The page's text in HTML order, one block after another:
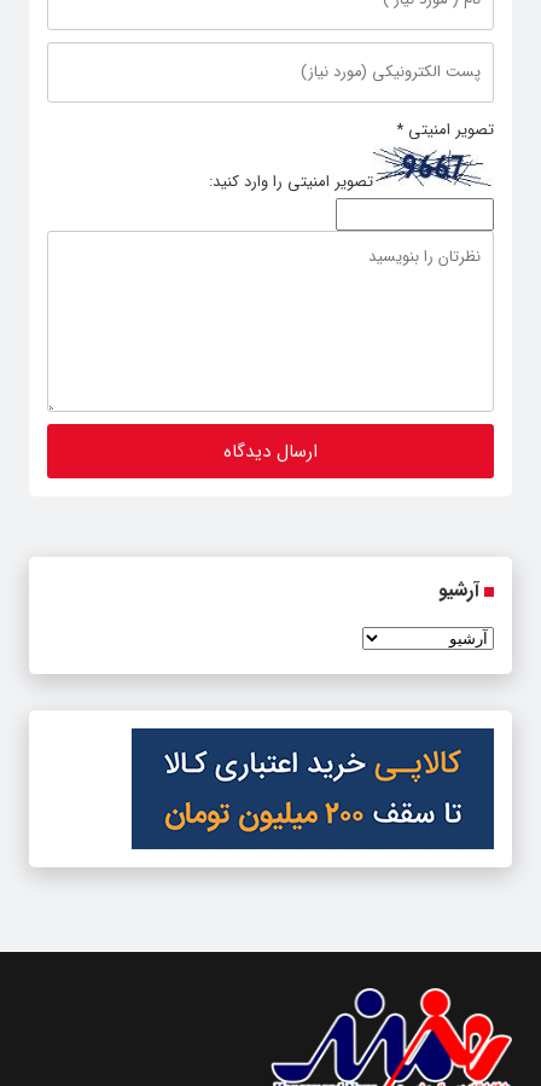
تصویر امنیتی *
تصویر امنیتی را وارد کنید:
آرشیو